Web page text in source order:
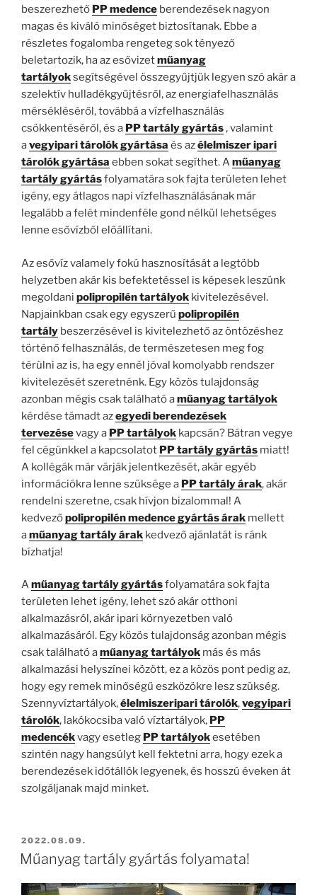
beszerezhető PP medence berendezések nagyon
magas és kiváló minőséget biztosítanak. Ebbe a
részletes fogalomba rengeteg sok tényező
beletartozik, ha az esővizetműanyag
tartályoksegítségével összegyűjtjük legyen szó akár a
szelektív hulladékgyűjtésről, az energiafelhasználás
mérsékléséről, továbbá a vízfelhasználás
csökkentéséről, és a PP tartály gyártás, valamint
avegyipari tárolók gyártása és azélelmiszer ipari
tárolók gyártása ebben sokat segíthet. Aműanyag
tartály gyártásfolyamatára sok fajta területen lehet
igény, egy átlagos napi vízfelhasználásának már
legalább a felét mindenféle gond nélkül lehetséges
lenne esővízből előállítani.
Az esővíz valamely fokú hasznosítását a legtöbb
helyzetben akár kis befektetéssel is képesek leszünk
megoldani polipropilén tartályok kivitelezésével.
Napjainkban csak egy egyszerű polipropilén
tartály beszerzésével is kivitelezhető az öntözéshez
történő felhasználás, de természetesen meg fog
térülni az is, ha egy ennél jóval komolyabb rendszer
kivitelezését szeretnénk. Egy közös tulajdonság
azonban mégis csak található aműanyag tartályok
kérdése támadt azegyedi berendezések
tervezésevagy a PP tartályok kapcsán? Bátran vegye
fel cégünkkel a kapcsolatot PP tartály gyártás miatt!
A kollégák már várják jelentkezését, akár egyéb
információkra lenne szüksége a PP tartály árak, akár
rendelni szeretne, csak hívjon bizalommal! A
kedvezőpolipropilénmedence gyártás árak mellett
aműanyag tartály árak kedvező ajánlatát is ránk
bízhatja!
Aműanyag tartály gyártásfolyamatára sok fajta
területen lehet igény, lehet szó akár otthoni
alkalmazásról, akár ipari környezetben való
alkalmazásáról. Egy közös tulajdonság azonban mégis
csak található aműanyag tartályok más és más
alkalmazási helyszínei között, ez a közös pont pedig az,
hogy egy remek minőségű eszközökre lesz szükség.
Szennyvíztartályok,élelmiszeripari tárolók,vegyipari
tárolók, lakókocsiba való víztartályok, PP
medencékvagy esetleg PP tartályokesetében
szintén nagy hangsúlyt kell fektetni arra, hogy ezek a
berendezések időtállók legyenek, és hosszú éveken át
szolgáljanak majd minket.
BEKÜLDVE:
2022.08.09.
Műanyag tartály gyártás folyamata!